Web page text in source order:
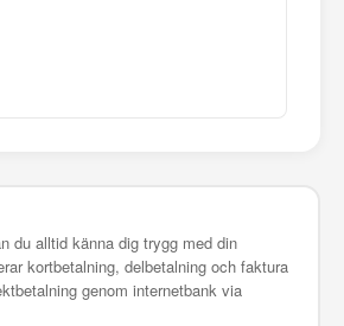
du alltid känna dig trygg med din
kortbetalning, delbetalning och faktura
genom internetbank via